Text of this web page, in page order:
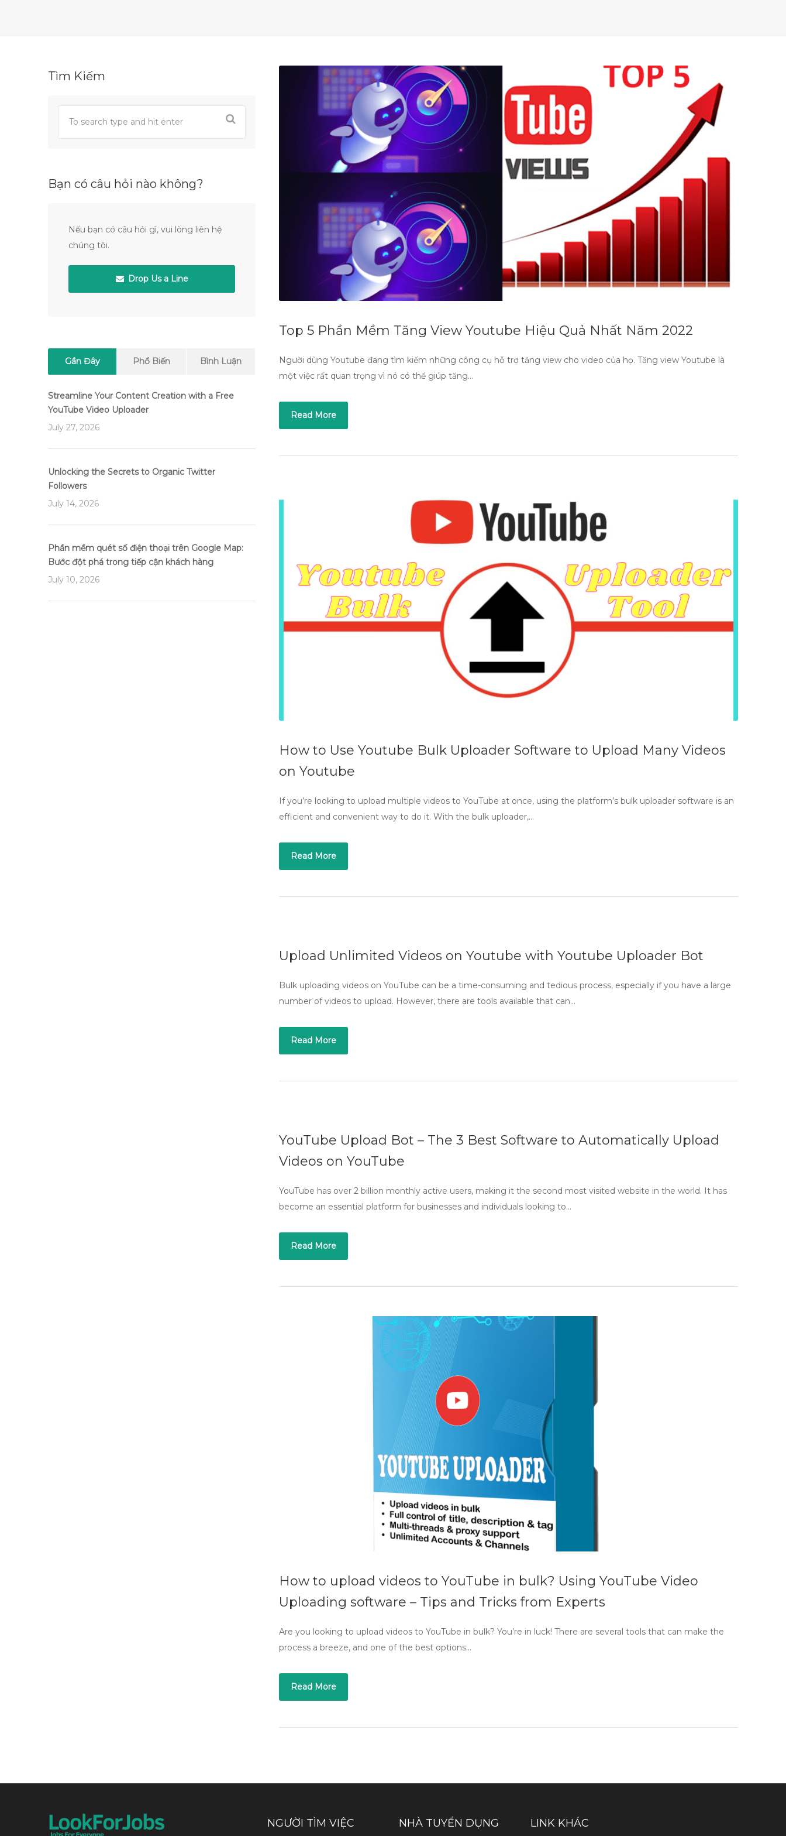
Top 5 Phần Mềm Tăng View Youtube Hiệu Quả Nhất Năm 2022
Người dùng Youtube đang tìm kiếm những công cụ hỗ trợ tăng view cho video của họ. Tăng view Youtube là
một việc rất quan trọng vì nó có thể giúp tăng…
Read More
How to Use Youtube Bulk Uploader Software to Upload Many Videos
on Youtube
If you’re looking to upload multiple videos to YouTube at once, using the platform’s bulk uploader software is an
efficient and convenient way to do it. With the bulk uploader,…
Read More
Upload Unlimited Videos on Youtube with Youtube Uploader Bot
Bulk uploading videos on YouTube can be a time-consuming and tedious process, especially if you have a large
number of videos to upload. However, there are tools available that can…
Read More
YouTube Upload Bot – The 3 Best Software to Automatically Upload
Videos on YouTube
YouTube has over 2 billion monthly active users, making it the second most visited website in the world. It has
become an essential platform for businesses and individuals looking to…
Read More
How to upload videos to YouTube in bulk? Using YouTube Video
Uploading software – Tips and Tricks from Experts
Are you looking to upload videos to YouTube in bulk? You’re in luck! There are several tools that can make the
process a breeze, and one of the best options…
Read More
Tìm Kiếm
Bạn có câu hỏi nào không?
Nếu bạn có câu hỏi gì, vui lòng liên hệ
chúng tôi.
Drop Us a Line
Gần Đây Phổ Biến Bình Luận
Streamline Your Content Creation with a Free
YouTube Video Uploader
July 27, 2026
Unlocking the Secrets to Organic Twitter
Followers
July 14, 2026
Phần mềm quét số điện thoại trên Google Map:
Bước đột phá trong tiếp cận khách hàng
July 10, 2026
NGƯỜI TÌM VIỆC NHÀ TUYỂN DỤNG LINK KHÁC